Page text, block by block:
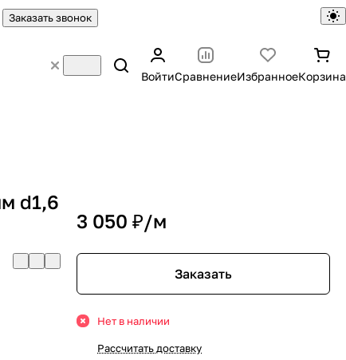
Заказать звонок
ВойтиСравнениеИзбранноеКорзина
d1,6
3 050 ₽/м
Заказать
Нет в наличии
Рассчитать доставку